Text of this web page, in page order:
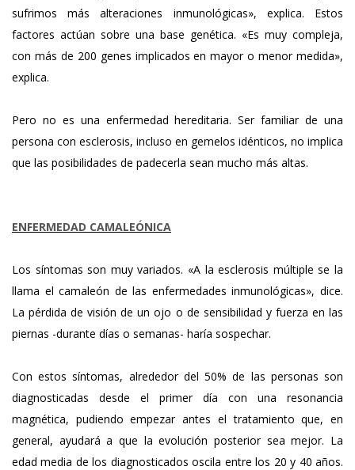
sufrimos más alteraciones inmunológicas», explica. Estos
factores actúan sobre una base genética. «Es muy compleja,
con más de 200 genes implicados en mayor o menor medida»,
explica.
Pero no es una enfermedad hereditaria. Ser familiar de una
persona con esclerosis, incluso en gemelos idénticos, no implica
que las posibilidades de padecerla sean mucho más altas.
ENFERMEDAD CAMALEÓNICA
Los síntomas son muy variados. «A la esclerosis múltiple se la
llama el camaleón de las enfermedades inmunológicas», dice.
La pérdida de visión de un ojo o de sensibilidad y fuerza en las
piernas -durante días o semanas- haría sospechar.
Con estos síntomas, alrededor del 50% de las personas son
diagnosticadas desde el primer día con una resonancia
magnética, pudiendo empezar antes el tratamiento que, en
general, ayudará a que la evolución posterior sea mejor. La
edad media de los diagnosticados oscila entre los 20 y 40 años.